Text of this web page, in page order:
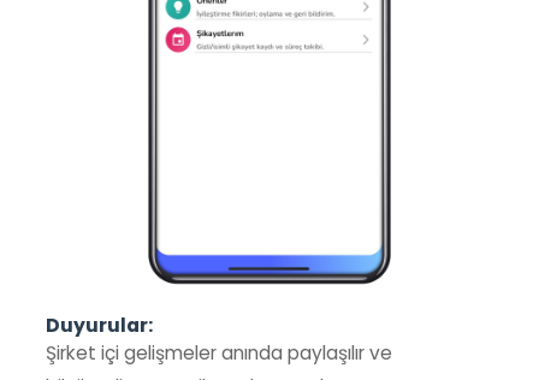
Duyurular:
Şirket içi gelişmeler anında paylaşılır ve